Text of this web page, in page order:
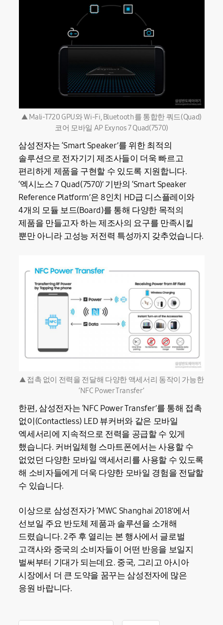
▲ Mali-T720 GPU와 Wi-Fi, Bluetooth를 통합한 쿼드(Quad)
코어 모바일 AP Exynos 7 Quad(7570)
삼성전자는 ‘Smart Speaker’를 위한 최적의
솔루션으로 전자기기 제조사들이 더욱 빠르고
편리하게 제품을 구현할 수 있도록 지원합니다.
‘엑시노스 7 Quad(7570)’ 기반의 ‘Smart Speaker
Reference Platform’은 8인치 HD급 디스플레이와
4개의 모듈 보드(Board)를 통해 다양한 목적의
제품을 만들고자 하는 제조사의 요구를 만족시킬
뿐만 아니라 고성능 저전력 특성까지 갖추었습니다.
▲ 접촉 없이 전력을 전달해 다양한 액세서리 동작이 가능한
‘NFC Power Transfer’
한편, 삼성전자는 ‘NFC Power Transfer’를 통해 접촉
없이(Contactless) LED 뷰커버와 같은 모바일
엑세서리에 지속적으로 전력을 공급할 수 있게
했습니다. 커버일체형 스마트폰에서는 사용할 수
없었던 다양한 모바일 액세서리를 사용할 수 있도록
해 소비자들에게 더욱 다양한 모바일 경험을 전달할
수 있습니다.
이상으로 삼성전자가 ‘MWC Shanghai 2018’에서
선보일 주요 반도체 제품과 솔루션을 소개해
드렸습니다. 2주 후 열리는 본 행사에서 글로벌
고객사와 중국의 소비자들이 어떤 반응을 보일지
벌써부터 기대가 되는데요. 중국, 그리고 아시아
시장에서 더 큰 도약을 꿈꾸는 삼성전자에 많은
응원 바랍니다.